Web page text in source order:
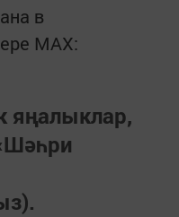
в
MАХ:
яңалыклар,